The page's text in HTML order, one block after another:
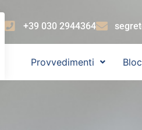
+39 030 2944364
Provvedimenti